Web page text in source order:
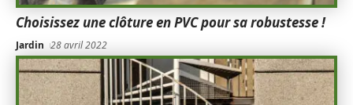
Choisissez une clôture en PVC pour sa robustesse !
Jardin 28 avril 2022